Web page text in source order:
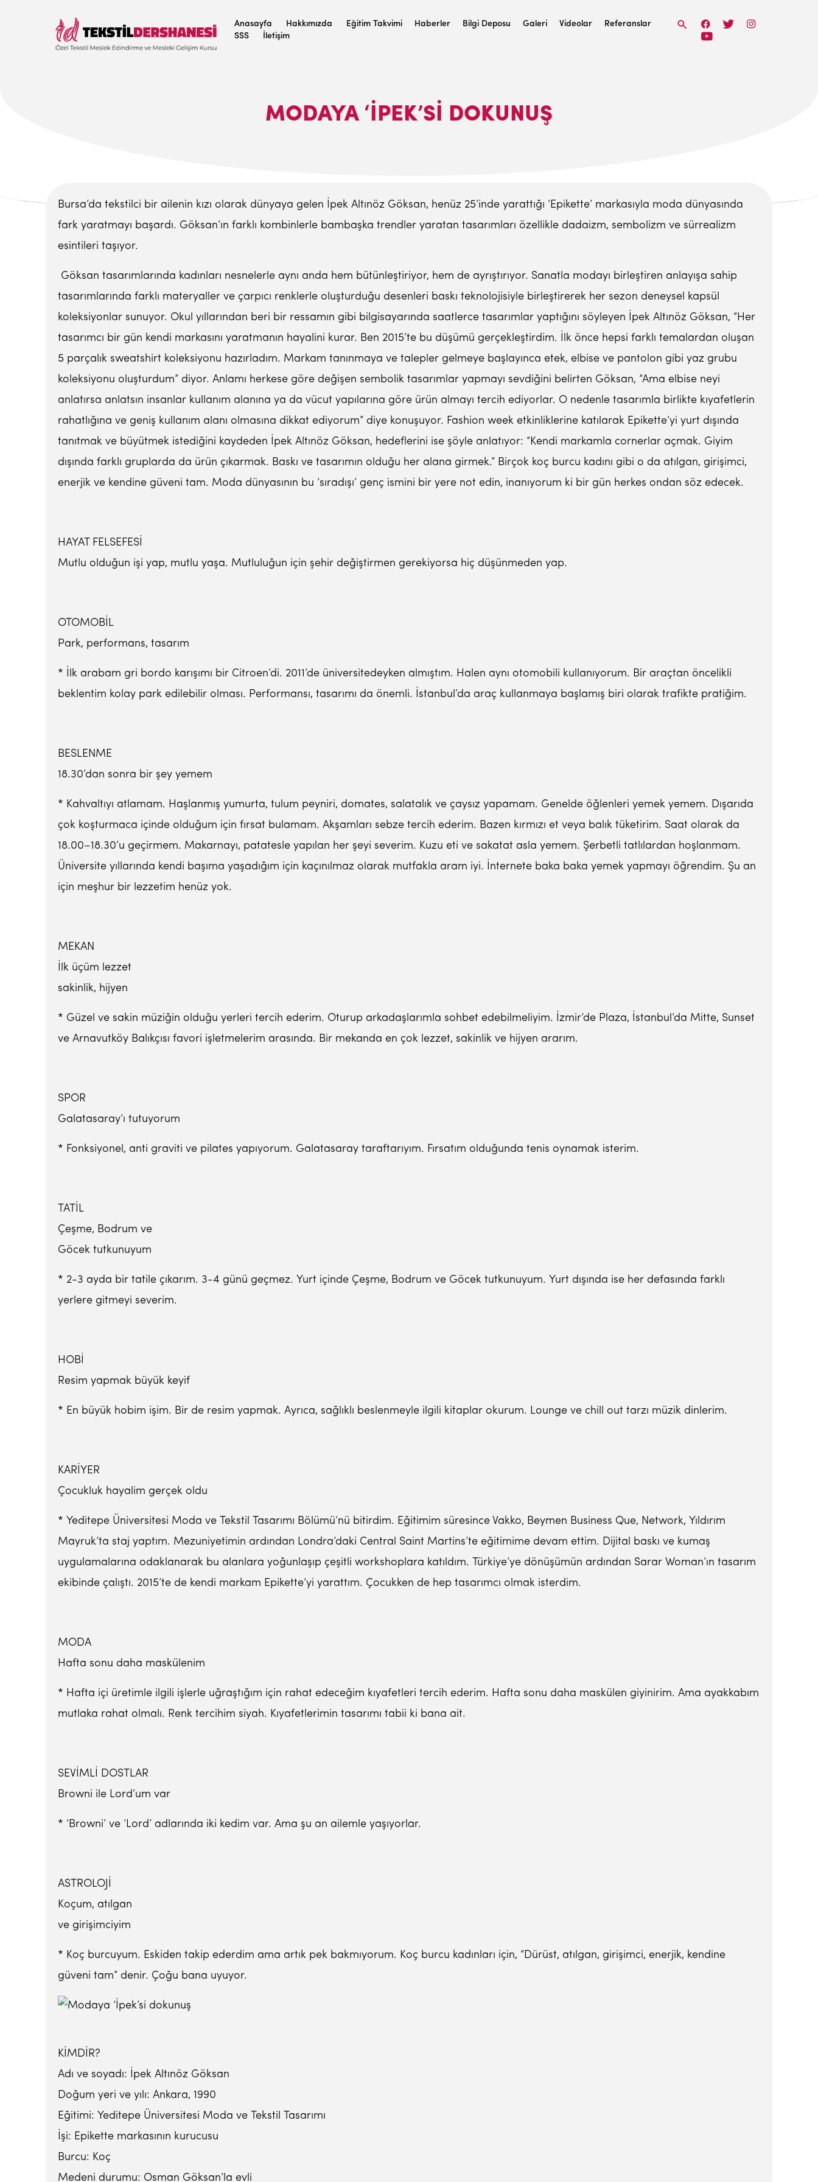
Anasayfa Hakkımızda Eğitim Takvimi Haberler Bilgi Deposu Galeri Videolar
Referanslar
SSS
İletişim
MODAYA ‘İPEK’SI DOKUNUŞ
Bursa’da tekstilci bir ailenin kızı olarak dünyaya gelen İpek Altınöz Göksan, henüz 25’inde yarattığı ‘Epikette’ markasıyla moda dünyasında
fark yaratmayı başardı. Göksan’ın farklı kombinlerle bambaşka trendler yaratan tasarımları özellikle dadaizm, sembolizm ve sürrealizm
esintileri taşıyor.
Göksan tasarımlarında kadınları nesnelerle aynı anda hem bütünleştiriyor, hem de ayrıştırıyor. Sanatla modayı birleştiren anlayışa sahip
tasarımlarında farklı materyaller ve çarpıcı renklerle oluşturduğu desenleri baskı teknolojisiyle birleştirerek her sezon deneysel kapsül
koleksiyonlar sunuyor. Okul yıllarından beri bir ressamın gibi bilgisayarında saatlerce tasarımlar yaptığını söyleyen İpek Altınöz Göksan, “Her
tasarımcı bir gün kendi markasını yaratmanın hayalini kurar. Ben 2015’te bu düşümü gerçekleştirdim. İlk önce hepsi farklı temalardan oluşan
5 parçalık sweatshirt koleksiyonu hazırladım. Markam tanınmaya ve talepler gelmeye başlayınca etek, elbise ve pantolon gibi yaz grubu
koleksiyonu oluşturdum” diyor. Anlamı herkese göre değişen sembolik tasarımlar yapmayı sevdiğini belirten Göksan, “Ama elbise neyi
anlatırsa anlatsın insanlar kullanım alanına ya da vücut yapılarına göre ürün almayı tercih ediyorlar. O nedenle tasarımla birlikte kıyafetlerin
rahatlığına ve geniş kullanım alanı olmasına dikkat ediyorum” diye konuşuyor. Fashion week etkinliklerine katılarak Epikette’yi yurt dışında
tanıtmak ve büyütmek istediğini kaydeden İpek Altınöz Göksan, hedeflerini ise şöyle anlatıyor: “Kendi markamla cornerlar açmak. Giyim
dışında farklı gruplarda da ürün çıkarmak. Baskı ve tasarımın olduğu her alana girmek.” Birçok koç burcu kadını gibi o da atılgan, girişimci,
enerjik ve kendine güveni tam. Moda dünyasının bu ‘sıradışı’ genç ismini bir yere not edin, inanıyorum ki bir gün herkes ondan söz edecek.
HAYAT FELSEFESİ
Mutlu olduğun işi yap, mutlu yaşa. Mutluluğun için şehir değiştirmen gerekiyorsa hiç düşünmeden yap.
OTOMOBİL
Park, performans, tasarım
* İlk arabam gri bordo karışımı bir Citroen’di. 2011’de üniversitedeyken almıştım. Halen aynı otomobili kullanıyorum. Bir araçtan öncelikli
beklentim kolay park edilebilir olması. Performansı, tasarımı da önemli. İstanbul’da araç kullanmaya başlamış biri olarak trafikte pratiğim.
BESLENME
18.30’dan sonra bir şey yemem
* Kahvaltıyı atlamam. Haşlanmış yumurta, tulum peyniri, domates, salatalık ve çaysız yapamam. Genelde öğlenleri yemek yemem. Dışarıda
çok koşturmaca içinde olduğum için fırsat bulamam. Akşamları sebze tercih ederim. Bazen kırmızı et veya balık tüketirim. Saat olarak da
18.00–18.30’u geçirmem. Makarnayı, patatesle yapılan her şeyi severim. Kuzu eti ve sakatat asla yemem. Şerbetli tatlılardan hoşlanmam.
Üniversite yıllarında kendi başıma yaşadığım için kaçınılmaz olarak mutfakla aram iyi. İnternete baka baka yemek yapmayı öğrendim. Şu an
için meşhur bir lezzetim henüz yok.
MEKAN
İlk üçüm lezzet
sakinlik, hijyen
* Güzel ve sakin müziğin olduğu yerleri tercih ederim. Oturup arkadaşlarımla sohbet edebilmeliyim. İzmir’de Plaza, İstanbul’da Mitte, Sunset
ve Arnavutköy Balıkçısı favori işletmelerim arasında. Bir mekanda en çok lezzet, sakinlik ve hijyen ararım.
SPOR
Galatasaray’ı tutuyorum
* Fonksiyonel, anti graviti ve pilates yapıyorum. Galatasaray taraftarıyım. Fırsatım olduğunda tenis oynamak isterim.
TATİL
Çeşme, Bodrum ve
Göcek tutkunuyum
* 2-3 ayda bir tatile çıkarım. 3-4 günü geçmez. Yurt içinde Çeşme, Bodrum ve Göcek tutkunuyum. Yurt dışında ise her defasında farklı
yerlere gitmeyi severim.
HOBİ
Resim yapmak büyük keyif
* En büyük hobim işim. Bir de resim yapmak. Ayrıca, sağlıklı beslenmeyle ilgili kitaplar okurum. Lounge ve chill out tarzı müzik dinlerim.
KARİYER
Çocukluk hayalim gerçek oldu
* Yeditepe Üniversitesi Moda ve Tekstil Tasarımı Bölümü’nü bitirdim. Eğitimim süresince Vakko, Beymen Business Que, Network, Yıldırım
Mayruk’ta staj yaptım. Mezuniyetimin ardından Londra’daki Central Saint Martins’te eğitimime devam ettim. Dijital baskı ve kumaş
uygulamalarına odaklanarak bu alanlara yoğunlaşıp çeşitli workshoplara katıldım. Türkiye’ye dönüşümün ardından Sarar Woman’ın tasarım
ekibinde çalıştı. 2015’te de kendi markam Epikette’yi yarattım. Çocukken de hep tasarımcı olmak isterdim.
MODA
Hafta sonu daha maskülenim
* Hafta içi üretimle ilgili işlerle uğraştığım için rahat edeceğim kıyafetleri tercih ederim. Hafta sonu daha maskülen giyinirim. Ama ayakkabım
mutlaka rahat olmalı. Renk tercihim siyah. Kıyafetlerimin tasarımı tabii ki bana ait.
SEVİMLİ DOSTLAR
Browni ile Lord’um var
* ‘Browni’ ve ‘Lord’ adlarında iki kedim var. Ama şu an ailemle yaşıyorlar.
ASTROLOJİ
Koçum, atılgan
ve girişimciyim
* Koç burcuyum. Eskiden takip ederdim ama artık pek bakmıyorum. Koç burcu kadınları için, “Dürüst, atılgan, girişimci, enerjik, kendine
güveni tam” denir. Çoğu bana uyuyor.
KİMDİR?
Adı ve soyadı: İpek Altınöz Göksan
Doğum yeri ve yılı: Ankara, 1990
Eğitimi: Yeditepe Üniversitesi Moda ve Tekstil Tasarımı
İşi: Epikette markasının kurucusu
Burcu: Koç
Medeni durumu: Osman Göksan’la evli